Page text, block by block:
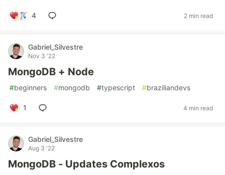
4 2 min read
Gabriel_Silvestre
Nov 3 '22
MongoDB + Node
#beginners #mongodb #typescript #braziliandevs
1 4 min read
Gabriel_Silvestre
Aug 3 '22
MongoDB - Updates Complexos